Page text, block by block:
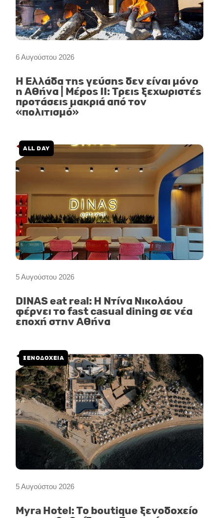
6 Αυγούστου 2026
Η Ελλάδα της γεύσης δεν είναι μόνο
η Αθήνα | Μέρος II: Τρεις ξεχωριστές
προτάσεις μακριά από τον
«πολιτισμό»
5 Αυγούστου 2026
ALL DAY
DINAS eat real: Η Ντίνα Νικολάου
φέρνει το fast casual dining σε νέα
εποχή στην Αθήνα
5 Αυγούστου 2026
ΞΕΝΟΔΟΧΕΙΑ
Myra Hotel: Το boutique ξενοδοχείο